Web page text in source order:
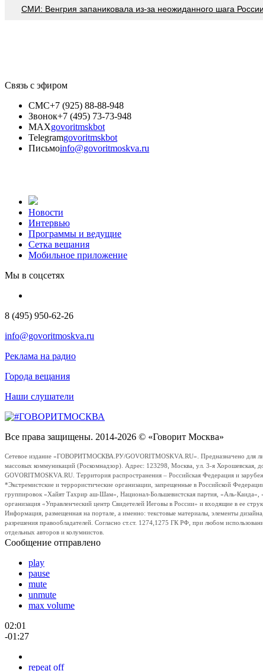
СМИ: Венгрия запаниковала из-за неожиданного шага России
Связь с эфиром
СМС+7 (925) 88-88-948
Звонок+7 (495) 73-73-948
MAXgovoritmskbot
Telegramgovoritmskbot
Письмоinfo@govoritmoskva.ru
Новости
Интервью
Программы и ведущие
Сетка вещания
Мобильное приложение
Мы в соцсетях
8 (495) 950-62-26
info@govoritmoskva.ru
Реклама на радио
Города вещания
Наши слушатели
Все права защищены. 2014-2026 © «Говорит Москва»
Сетевое издание «ГОВОРИТМОСКВА.РУ/GOVORITMOSKVA.RU». Предназначено для
массовых коммуникаций (Роскомнадзор). Адрес: 123298, Москва, ул. 3-я
GOVORITMOSKVA.RU. Территория распространения – Российская Федерация и
*Экстремистские и террористические организации, запрещенные в Российской
группировок «Хайят Тахрир аш-Шам», Национал-Большевистская партия, «Аль-
организация «Управленческий центр Свидетелей Иеговы в России» и входящие в ее
Информация, размещенная на портале, а именно: текстовые материалы, элементы
разрешения правообладателей. Согласно ст.ст. 1274,1275 ГК РФ, при любом
отдельных авторов и колумнистов.
Сообщение отправлено
play
pause
mute
unmute
max volume
02:01
-01:27
repeat off